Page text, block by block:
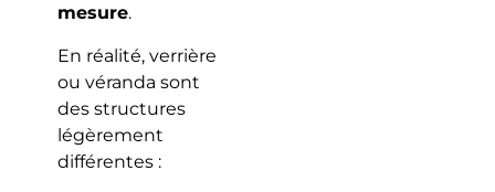
mesure.
En réalité, verrière
ou véranda sont
des structures
légèrement
différentes :